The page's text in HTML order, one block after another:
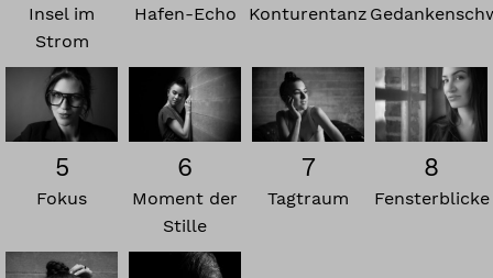
Insel im
Strom
Hafen-Echo Konturentanz
5
Fokus
6
Moment der
Stille
7
Tagtraum
8
Fensterblicke